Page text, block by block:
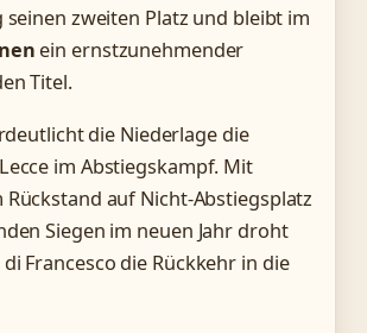
seinen zweiten Platz und bleibt im
ein ernstzunehmender
Titel.
die Niederlage die
im Abstiegskampf. Mit
auf Nicht-Abstiegsplatz
Siegen im neuen Jahr droht
Francesco die Rückkehr in die